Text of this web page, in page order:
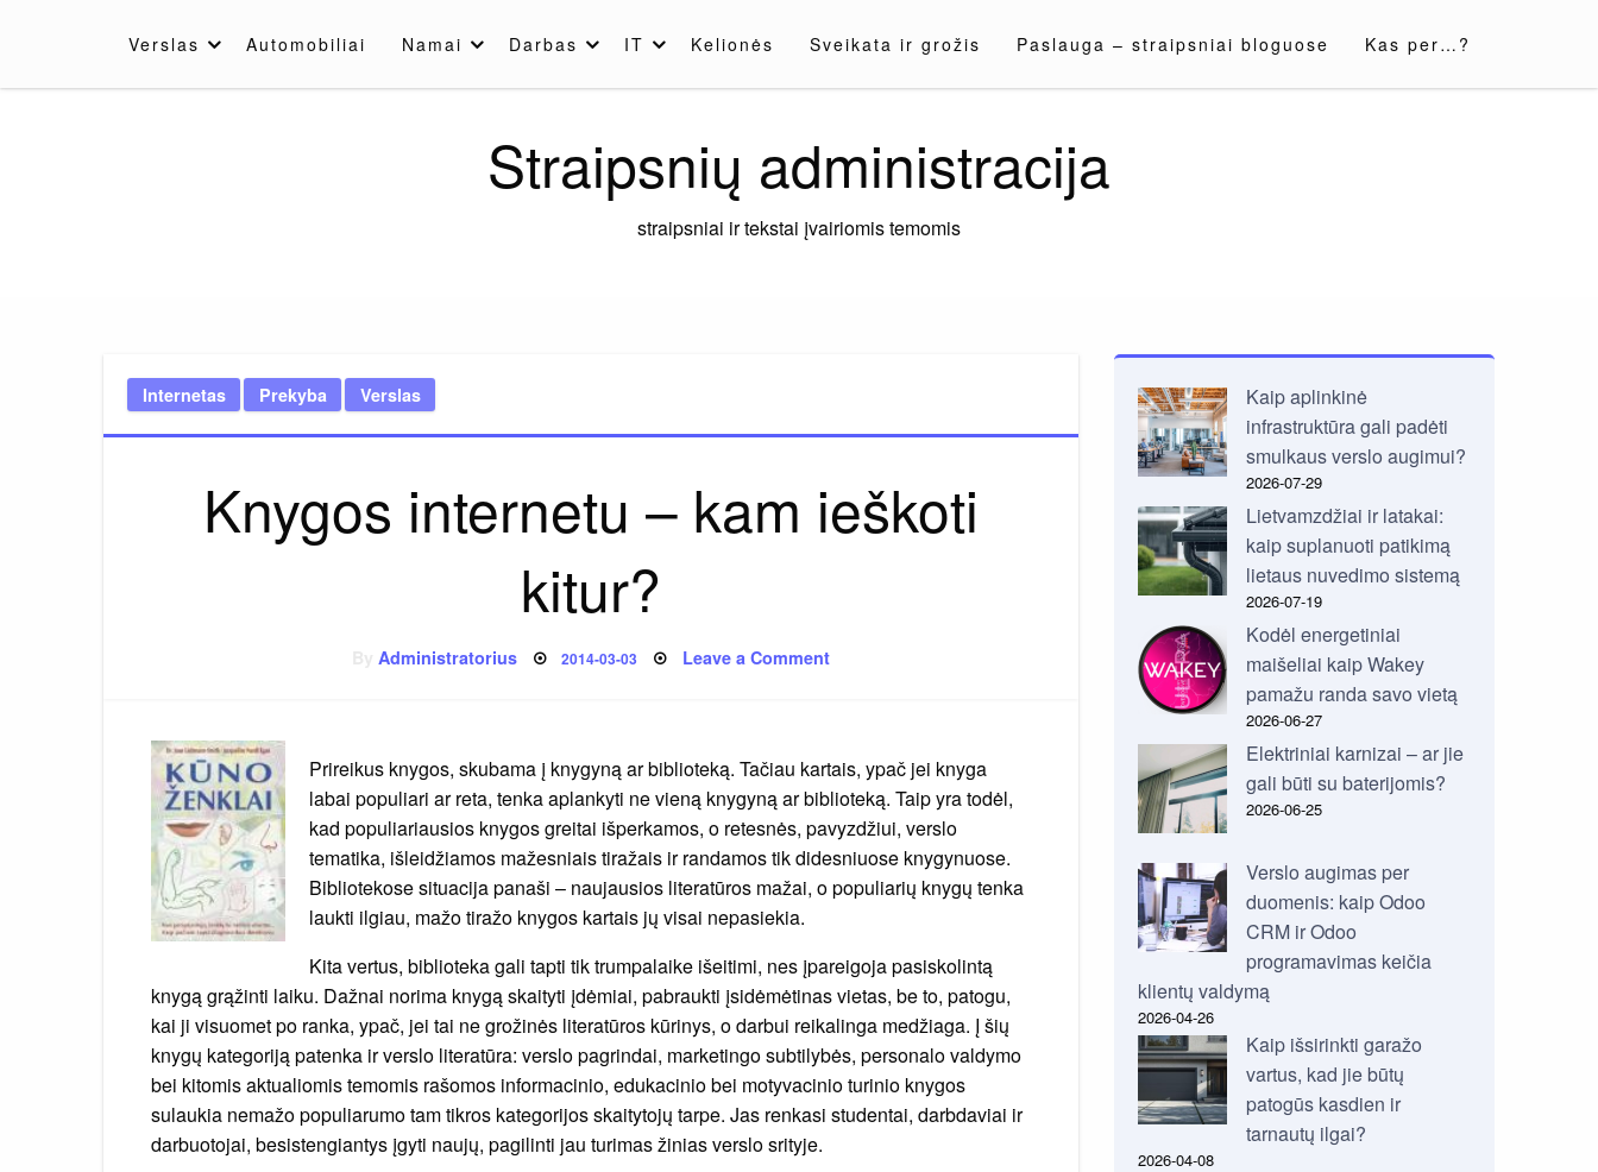
Verslas Automobiliai Namai Darbas IT Kelionės Sveikata ir grožis Paslauga – straipsniai bloguose Kas per…?
Straipsnių administracija
straipsniai ir tekstai įvairiomis temomis
Internetas Prekyba Verslas
Knygos internetu – kam ieškoti
kitur?
ByAdministratorius Posted
2014-03-03 Leave a Commenton
Prireikus knygos, skubama į knygyną ar biblioteką. Tačiau kartais, ypač jei knyga
labai populiari ar reta, tenka aplankyti ne vieną knygyną ar biblioteką. Taip yra todėl,
kad populiariausios knygos greitai išperkamos, o retesnės, pavyzdžiui, verslo
tematika, išleidžiamos mažesniais tiražais ir randamos tik didesniuose knygynuose.
Bibliotekose situacija panaši – naujausios literatūros mažai, o populiarių knygų tenka
laukti ilgiau, mažo tiražo knygos kartais jų visai nepasiekia.
Kita vertus, biblioteka gali tapti tik trumpalaike išeitimi, nes įpareigoja pasiskolintą
knygą grąžinti laiku. Dažnai norima knygą skaityti įdėmiai, pabraukti įsidėmėtinas vietas, be to, patogu,
kai ji visuomet po ranka, ypač, jei tai ne grožinės literatūros kūrinys, o darbui reikalinga medžiaga. Į šių
knygų kategoriją patenka ir verslo literatūra: verslo pagrindai, marketingo subtilybės, personalo valdymo
bei kitomis aktualiomis temomis rašomos informacinio, edukacinio bei motyvacinio turinio knygos
sulaukia nemažo populiarumo tam tikros kategorijos skaitytojų tarpe. Jas renkasi studentai, darbdaviai ir
darbuotojai, besistengiantys įgyti naujų, pagilinti jau turimas žinias verslo srityje.
Kaip aplinkinė
infrastruktūra gali padėti
smulkaus verslo augimui?
2026-07-29
Lietvamzdžiai ir latakai:
kaip suplanuoti patikimą
lietaus nuvedimo sistemą
2026-07-19
Kodėl energetiniai
maišeliai kaip Wakey
pamažu randa savo vietą
2026-06-27
Elektriniai karnizai – ar jie
gali būti su baterijomis?
2026-06-25
Verslo augimas per
duomenis: kaip Odoo
CRM ir Odoo
programavimas keičia
klientų valdymą
2026-04-26
Kaip išsirinkti garažo
vartus, kad jie būtų
patogūs kasdien ir
tarnautų ilgai?
2026-04-08